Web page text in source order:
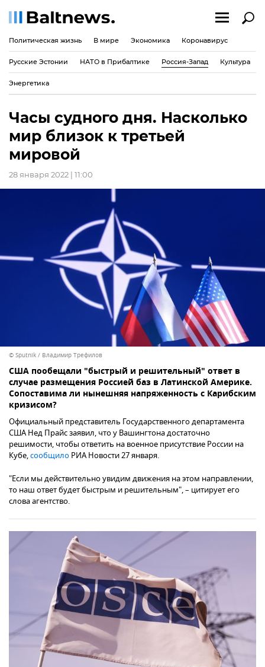
Политическая жизнь В мире Экономика Коронавирус
Русские Эстонии НАТО в Прибалтике Россия-Запад Культура
Энергетика
Часы судного дня. Насколько
мир близок к третьей
мировой
28 января 2022 | 11:00
© Sputnik / Владимир Трефилов
CША пообещали "быстрый и решительный" ответ в
случае размещения Россией баз в Латинской Америке.
Сопоставима ли нынешняя напряженность с Карибским
кризисом?
Официальный представитель Государственного департамента
США Нед Прайс заявил, что у Вашингтона достаточно
решимости, чтобы ответить на военное присутствие России на
Кубе,сообщило РИА Новости 27 января.
"Если мы действительно увидим движения на этом направлении,
то наш ответ будет быстрым и решительным", – цитирует его
слова агентство.